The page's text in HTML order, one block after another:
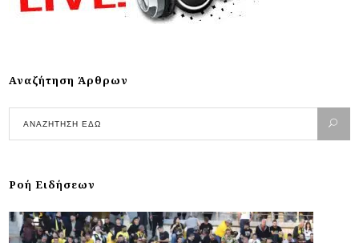
Αναζήτηση Άρθρων
Ροή Ειδήσεων